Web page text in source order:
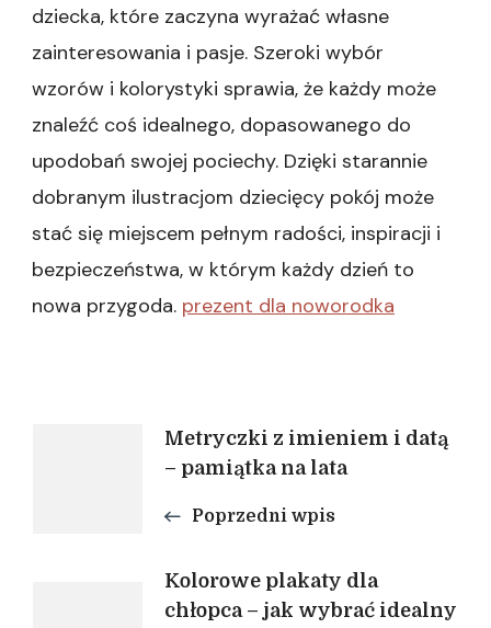
dziecka, które zaczyna wyrażać własne
zainteresowania i pasje. Szeroki wybór
wzorów i kolorystyki sprawia, że każdy może
znaleźć coś idealnego, dopasowanego do
upodobań swojej pociechy. Dzięki starannie
dobranym ilustracjom dziecięcy pokój może
stać się miejscem pełnym radości, inspiracji i
bezpieczeństwa, w którym każdy dzień to
nowa przygoda. prezent dla noworodka
Nawigacja
wpisu
Metryczki z imieniem i datą
– pamiątka na lata
Poprzedni wpis
Kolorowe plakaty dla
chłopca – jak wybrać idealny